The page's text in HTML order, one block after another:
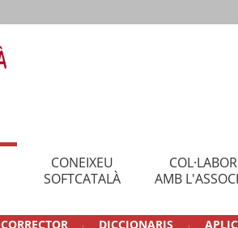
CONEIXEU
SOFTCATALÀ
AMB
CORRECTOR DICCIONARIS